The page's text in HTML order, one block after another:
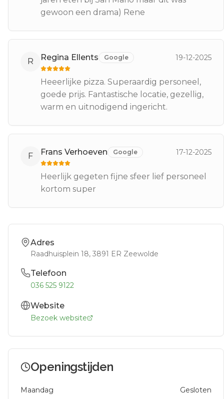
gewoon een drama) Rene
R Regina Ellents Google 19-12-2025
Heeerlijke pizza. Superaardig personeel,
goede prijs. Fantastische locatie, gezellig,
warm en uitnodigend ingericht.
F Frans Verhoeven Google 17-12-2025
Heerlijk gegeten fijne sfeer lief personeel
kortom super
Adres
Raadhuisplein 18, 3891 ER Zeewolde
Telefoon
036 525 9122
Website
Bezoek website
Openingstijden
Maandag
Gesloten